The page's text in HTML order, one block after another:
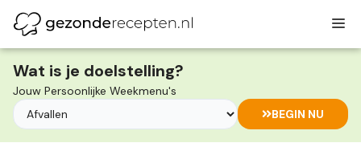
naar
de
inhoud
Wat is je doelstelling?
Jouw Persoonlijke Weekmenu's
BEGIN NU